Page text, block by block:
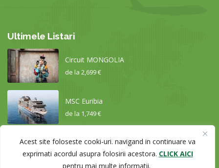
Acest site foloseste cooki-uri. navigand in continuare va
exprimati acordul asupra folosirii acestora. CLICK AICI
pentru mai multe informatii.
Ultimele Listari
Circuit MONGOLIA
de la2,699 €
MSC Euribia
de la 1,749 €
Circuit CHINA – de la Shangha...
de la2,279 €